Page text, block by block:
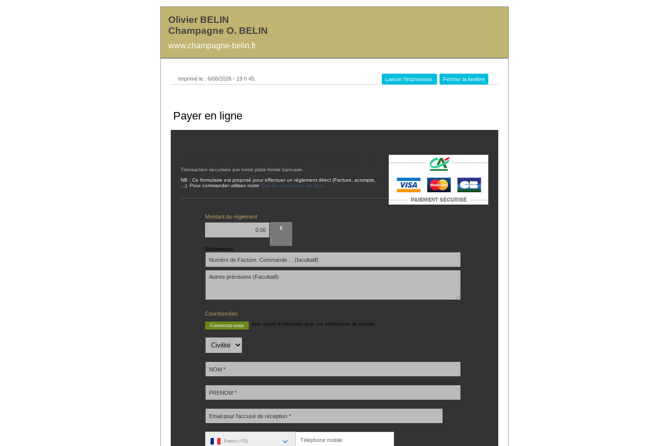
Olivier BELIN
Champagne O. BELIN
www.champagne-belin.fr
Imprimé le : 6/08/2026 - 19 h 45. Lancer l'impression Fermer la fenêtre
Payer en ligne
Transaction sécurisée par notre plate-forme bancaire.
NB : Ce formulaire est proposé pour effectuer un réglement direct (Facture, acompte,
...). Pour commander utilisez notre Bon de commande en ligne
Montant du réglement
€
Références
Coordonnées
Connectez-vous pour remplir le formulaire avec vos informations de compte.
France (+33)